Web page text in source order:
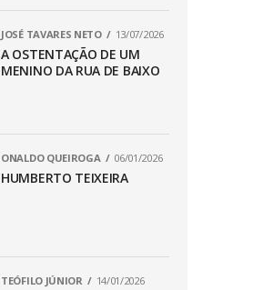
JOSÉ TAVARES NETO 13/07/2026
A OSTENTAÇÃO DE UM
MENINO DA RUA DE BAIXO
ONALDO QUEIROGA 06/01/2026
HUMBERTO TEIXEIRA
TEÓFILO JÚNIOR 14/01/2026